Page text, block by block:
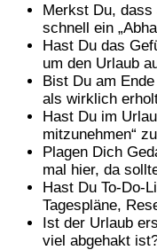
Merkst Du, dass
schnell ein
Hast Du das
um den Urlaub
Bist Du am
als wirklich
Hast Du im
mitzunehmen“
Plagen Dich
mal hier, da
Hast Du To-Do-
Tagespläne,
Ist der Urlaub
viel abgehakt